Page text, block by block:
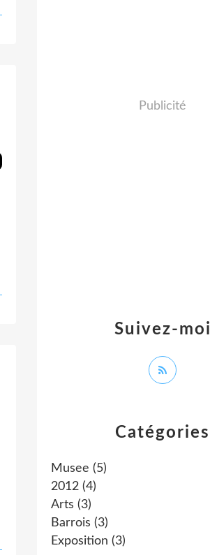
Catégories
Musee (5)
2012 (4)
Arts (3)
Barrois (3)
Exposition (3)
Suivez-moi
Publicité